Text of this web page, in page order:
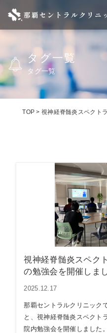
タグ一覧
タグ一覧
TOP >視神経脊髄炎スペクト
視神経脊髄炎スペク
の勉強会を開催しま
2025.12.17
那覇セントラルクリニック
と、視神経脊髄炎スペクト
院内勉強会を開催しました